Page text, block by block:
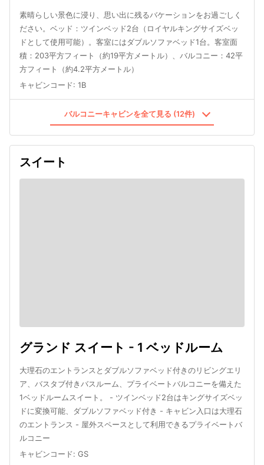
素晴らしい景色に浸り、思い出に残るバケーションをお過ごしく
ださい。ベッド：ツインベッド2台（ロイヤルキングサイズベッ
ドとして使用可能）。客室にはダブルソファベッド1台。客室面
積：203平方フィート（約19平方メートル）、バルコニー：42平
方フィート（約4.2平方メートル）
キャビンコード: 1B
バルコニーキャビンを全て見る (12件)
スイート
グランド スイート - 1 ベッドルーム
大理石のエントランスとダブルソファベッド付きのリビングエリ
ア、バスタブ付きバスルーム、プライベートバルコニーを備えた
1ベッドルームスイート。 - ツインベッド2台はキングサイズベッ
ドに変換可能、ダブルソファベッド付き - キャビン入口は大理石
のエントランス - 屋外スペースとして利用できるプライベートバ
ルコニー
キャビンコード: GS